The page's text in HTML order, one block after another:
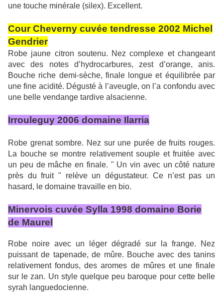
une touche minérale (silex). Excellent.
Cour Cheverny cuvée tendresse 2002 Michel
Gendrier
Robe jaune citron soutenu. Nez complexe et changeant
avec des notes d’hydrocarbures, zest d’orange, anis.
Bouche riche demi-sèche, finale longue et équilibrée par
une fine acidité. Dégusté à l’aveugle, on l’a confondu avec
une belle vendange tardive alsacienne.
Irrouleguy 2006 domaine Ilarria
Robe grenat sombre. Nez sur une purée de fruits rouges.
La bouche se montre relativement souple et fruitée avec
un peu de mâche en finale. " Un vin avec un côté nature
près du fruit " relève un dégustateur. Ce n’est pas un
hasard, le domaine travaille en bio.
Minervois cuvée Sylla 1998 domaine Borie
de Maurel
Robe noire avec un léger dégradé sur la frange. Nez
puissant de tapenade, de mûre. Bouche avec des tanins
relativement fondus, des aromes de mûres et une finale
sur le zan. Un style quelque peu baroque pour cette belle
syrah languedocienne.